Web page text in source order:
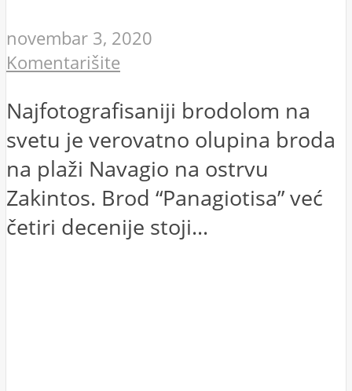
novembar 3, 2020
Komentarišite
Najfotografisaniji brodolom na
svetu je verovatno olupina broda
na plaži Navagio na ostrvu
Zakintos. Brod “Panagiotisa” već
četiri decenije stoji...